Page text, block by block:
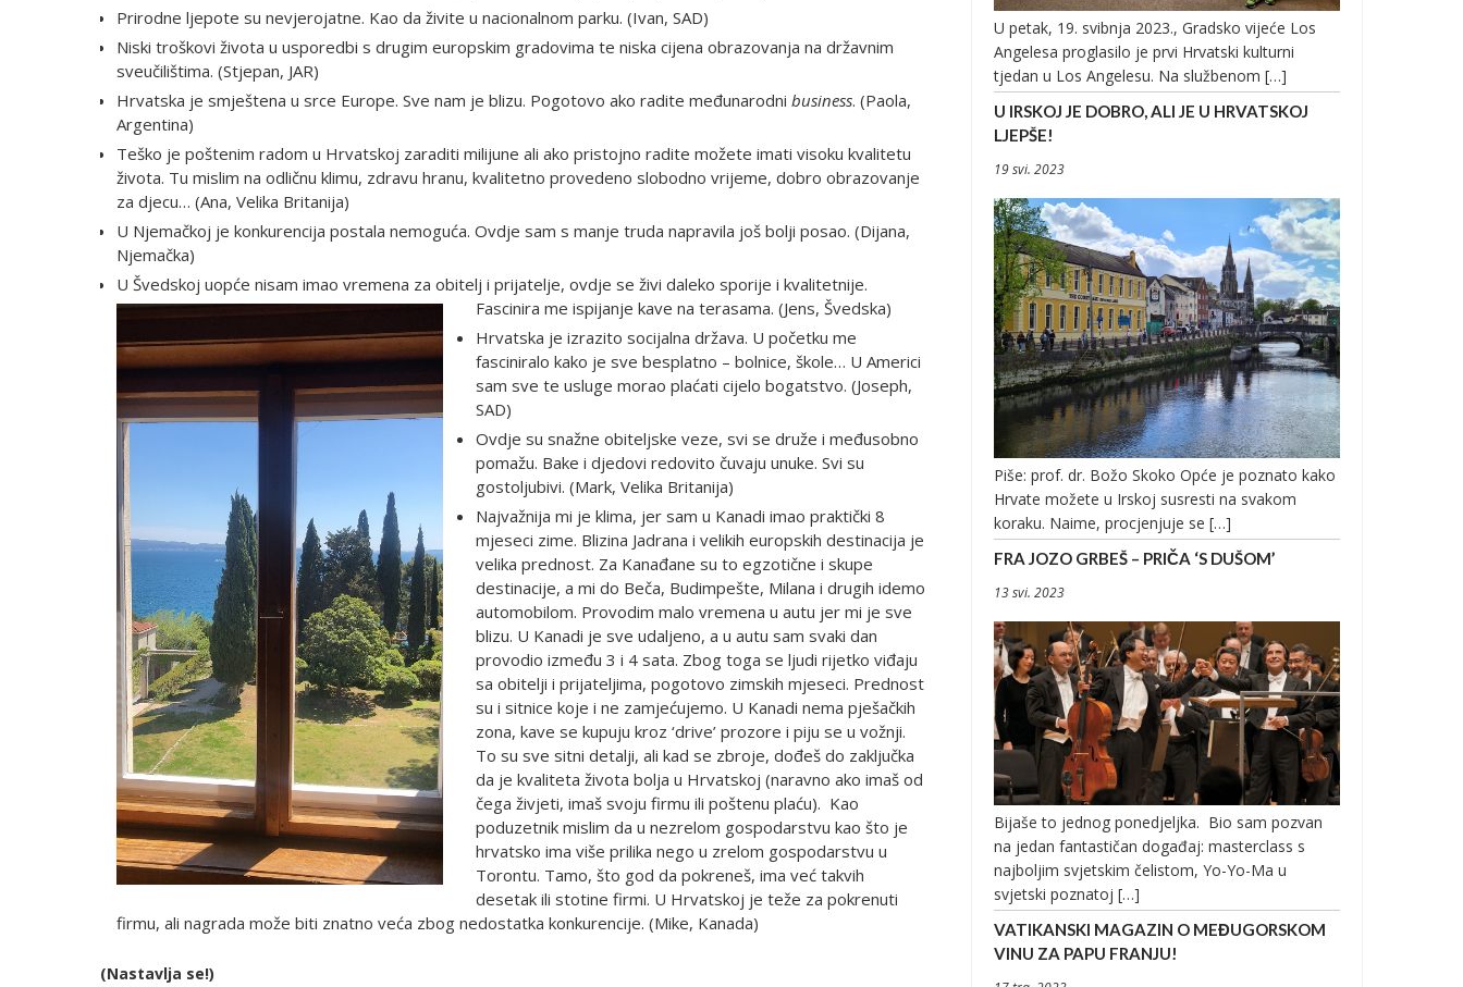
Prirodne ljepote su nevjerojatne. Kao da živite u nacionalnom parku. (Ivan, SAD)
Niski troškovi života u usporedbi s drugim europskim gradovima te niska cijena obrazovanja na državnim
sveučilištima. (Stjepan, JAR)
Hrvatska je smještena u srce Europe. Sve nam je blizu. Pogotovo ako radite međunarodni business. (Paola,
Argentina)
Teško je poštenim radom u Hrvatskoj zaraditi milijune ali ako pristojno radite možete imati visoku kvalitetu
života. Tu mislim na odličnu klimu, zdravu hranu, kvalitetno provedeno slobodno vrijeme, dobro obrazovanje
za djecu… (Ana, Velika Britanija)
U Njemačkoj je konkurencija postala nemoguća. Ovdje sam s manje truda napravila još bolji posao. (Dijana,
Njemačka)
U Švedskoj uopće nisam imao vremena za obitelj i prijatelje, ovdje se živi daleko sporije i kvalitetnije.
Fascinira me ispijanje kave na terasama. (Jens, Švedska)
Hrvatska je izrazito socijalna država. U početku me
fasciniralo kako je sve besplatno – bolnice, škole… U Americi
sam sve te usluge morao plaćati cijelo bogatstvo. (Joseph,
SAD)
Ovdje su snažne obiteljske veze, svi se druže i međusobno
pomažu. Bake i djedovi redovito čuvaju unuke. Svi su
gostoljubivi. (Mark, Velika Britanija)
Najvažnija mi je klima, jer sam u Kanadi imao praktički 8
mjeseci zime. Blizina Jadrana i velikih europskih destinacija je
velika prednost. Za Kanađane su to egzotične i skupe
destinacije, a mi do Beča, Budimpešte, Milana i drugih idemo
automobilom. Provodim malo vremena u autu jer mi je sve
blizu. U Kanadi je sve udaljeno, a u autu sam svaki dan
provodio između 3 i 4 sata. Zbog toga se ljudi rijetko viđaju
sa obitelji i prijateljima, pogotovo zimskih mjeseci. Prednost
su i sitnice koje i ne zamjećujemo. U Kanadi nema pješačkih
zona, kave se kupuju kroz ‘drive’ prozore i piju se u vožnji.
To su sve sitni detalji, ali kad se zbroje, dođeš do zaključka
da je kvaliteta života bolja u Hrvatskoj (naravno ako imaš od
čega živjeti, imaš svoju firmu ili poštenu plaću). Kao
poduzetnik mislim da u nezrelom gospodarstvu kao što je
hrvatsko ima više prilika nego u zrelom gospodarstvu u
Torontu. Tamo, što god da pokreneš, ima već takvih
desetak ili stotine firmi. U Hrvatskoj je teže za pokrenuti
firmu, ali nagrada može biti znatno veća zbog nedostatka konkurencije. (Mike, Kanada)
(Nastavlja se!)
U petak, 19. svibnja 2023., Gradsko vijeće Los
Angelesa proglasilo je prvi Hrvatski kulturni
tjedan u Los Angelesu. Na službenom […]
U IRSKOJ JE DOBRO, ALI JE U HRVATSKOJ
LJEPŠE!
19 svi. 2023
Piše: prof. dr. Božo Skoko Opće je poznato kako
Hrvate možete u Irskoj susresti na svakom
koraku. Naime, procjenjuje se […]
FRA JOZO GRBEŠ – PRIČA ‘S DUŠOM’
13 svi. 2023
Bijaše to jednog ponedjeljka. Bio sam pozvan
na jedan fantastičan događaj: masterclass s
najboljim svjetskim čelistom, Yo-Yo-Ma u
svjetski poznatoj […]
VATIKANSKI MAGAZIN O MEĐUGORSKOM
VINU ZA PAPU FRANJU!